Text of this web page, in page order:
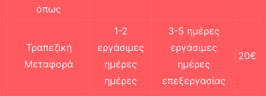
όπως
Τραπεζική
Μεταφορά
1-2
εργάσιμες
ημέρες
ημέρες
3-5 ημέρες
εργάσιμες
ημέρες
επεξεργασίας
20€